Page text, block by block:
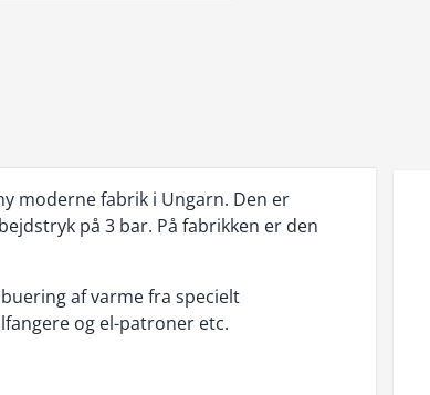
moderne fabrik i Ungarn. Den er
på 3 bar. På fabrikken er den
af varme fra specielt
og el-patroner etc.